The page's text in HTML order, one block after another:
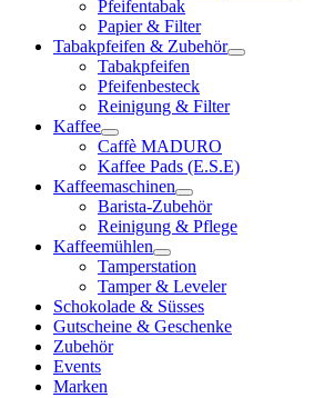
Pfeifentabak
Papier & Filter
Tabakpfeifen & Zubehör
Tabakpfeifen
Pfeifenbesteck
Reinigung & Filter
Kaffee
Caffè MADURO
Kaffee Pads (E.S.E)
Kaffeemaschinen
Barista-Zubehör
Reinigung & Pflege
Kaffeemühlen
Tamperstation
Tamper & Leveler
Schokolade & Süsses
Gutscheine & Geschenke
Zubehör
Events
Marken